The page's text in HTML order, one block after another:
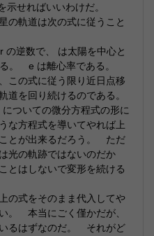
せればいいわけだ。
の軌道は次の式に従うこと
逆数で、 は太陽を中心と
る。 e は離心率である。
この式に従う限り近日点移
道を回り続けるのである。
ついての微分方程式の形に
な方程式を導いてやれば上
とが出来るだろう。 ただ
光の軌跡ではないのだか
とはしないで変形を続ける
の式をそのまま代入してや
。 本当にごく僅かだが、
いるはずなのだ。 それがど